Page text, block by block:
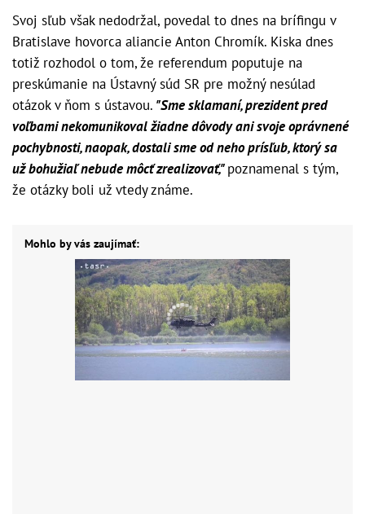
Svoj sľub však nedodržal, povedal to dnes na brífingu v
Bratislave hovorca aliancie Anton Chromík. Kiska dnes
totiž rozhodol o tom, že referendum poputuje na
preskúmanie na Ústavný súd SR pre možný nesúlad
otázok v ňom s ústavou. "Sme sklamaní, prezident pred
voľbami nekomunikoval žiadne dôvody ani svoje oprávnené
pochybnosti, naopak, dostali sme od neho prísľub, ktorý sa
už bohužiaľ nebude môcť zrealizovať,"poznamenal s tým,
že otázky boli už vtedy známe.
Mohlo by vás zaujímať: